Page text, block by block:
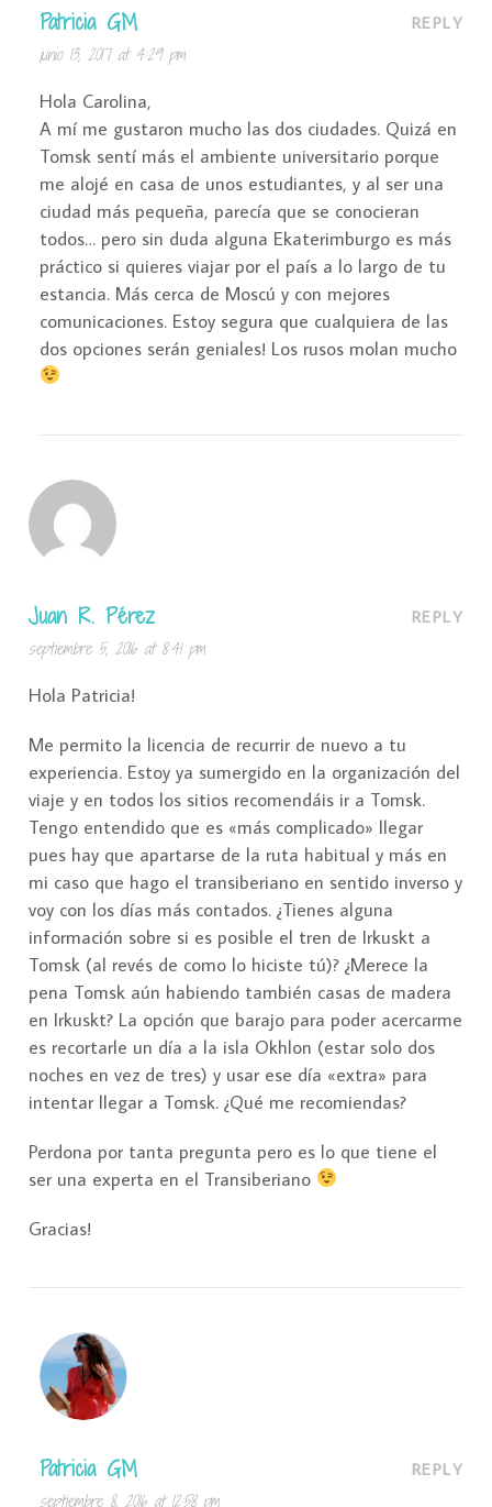
Patricia GM
junio 13, 2017 at 4:29 pm
REPLY
Hola Carolina,
A mí me gustaron mucho las dos ciudades. Quizá en
Tomsk sentí más el ambiente universitario porque
me alojé en casa de unos estudiantes, y al ser una
ciudad más pequeña, parecía que se conocieran
todos… pero sin duda alguna Ekaterimburgo es más
práctico si quieres viajar por el país a lo largo de tu
estancia. Más cerca de Moscú y con mejores
comunicaciones. Estoy segura que cualquiera de las
dos opciones serán geniales! Los rusos molan mucho
Juan R. Pérez
septiembre 5, 2016 at 8:41 pm
REPLY
Hola Patricia!
Me permito la licencia de recurrir de nuevo a tu
experiencia. Estoy ya sumergido en la organización del
viaje y en todos los sitios recomendáis ir a Tomsk.
Tengo entendido que es «más complicado» llegar
pues hay que apartarse de la ruta habitual y más en
mi caso que hago el transiberiano en sentido inverso y
voy con los días más contados. ¿Tienes alguna
información sobre si es posible el tren de Irkuskt a
Tomsk (al revés de como lo hiciste tú)? ¿Merece la
pena Tomsk aún habiendo también casas de madera
en Irkuskt? La opción que barajo para poder acercarme
es recortarle un día a la isla Okhlon (estar solo dos
noches en vez de tres) y usar ese día «extra» para
intentar llegar a Tomsk. ¿Qué me recomiendas?
Perdona por tanta pregunta pero es lo que tiene el
ser una experta en el Transiberiano
Gracias!
Patricia GM
septiembre 8, 2016 at 12:58 pm
REPLY